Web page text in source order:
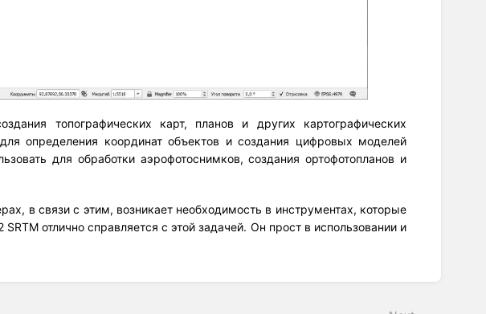
топографических карт, планов и других картографических
определения координат объектов и создания цифровых моделей
для обработки аэрофотоснимков, создания ортофотопланов и
в связи с этим, возникает необходимость в инструментах, которые
отлично справляется с этой задачей. Он прост в использовании и